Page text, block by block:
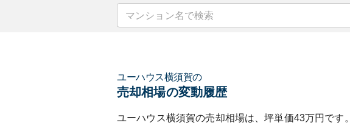
ユーハウス横須賀の
売却相場の変動履歴
ユーハウス横須賀の売却相場は、坪単価43万円です。